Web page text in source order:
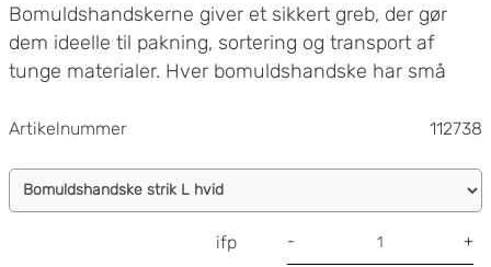
Bomuldshandskerne giver et sikkert greb, der gør
dem ideelle til pakning, sortering og transport af
tunge materialer. Hver bomuldshandske har små
forbedrer grebet og gør dem behagelige og pålidelige.
Certificering: EN 420
Materiale: Bomuld, latex
En pakke indeholder 12 par.
Artikelnummer 112738
ifp - +